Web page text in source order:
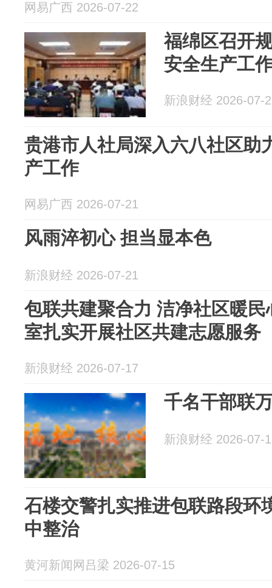
网易广西 2026-07-22
福绵区召开
安全生产工
新浪财经 2026-07-
贵港市人社局深入六八社区助
产工作
网易广西 2026-07-21
风雨淬初心 担当显本色
新浪财经 2026-07-21
包联共建聚合力 洁净社区暖
室扎实开展社区共建志愿服务
新浪财经 2026-07-17
千名干部联
新浪财经 2026-07-
石楼交警扎实推进包联路段环
中整治
黄河新闻网吕梁 2026-07-15